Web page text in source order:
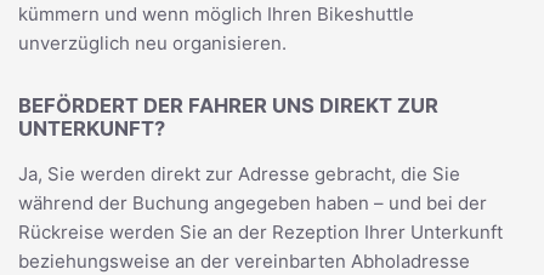
kümmern und wenn möglich Ihren Bikeshuttle
unverzüglich neu organisieren.
BEFÖRDERT DER FAHRER UNS DIREKT ZUR
UNTERKUNFT?
Ja, Sie werden direkt zur Adresse gebracht, die Sie
während der Buchung angegeben haben – und bei der
Rückreise werden Sie an der Rezeption Ihrer Unterkunft
beziehungsweise an der vereinbarten Abholadresse